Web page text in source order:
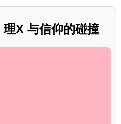
X 与信仰的碰撞